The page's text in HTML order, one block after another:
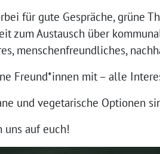
für gute Gespräche, grüne
zum Austausch über
menschenfreundliches,
Freund*innen mit – alle
und vegetarische Optionen
uns auf euch!